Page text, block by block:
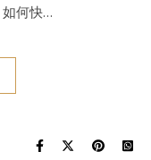
何快…